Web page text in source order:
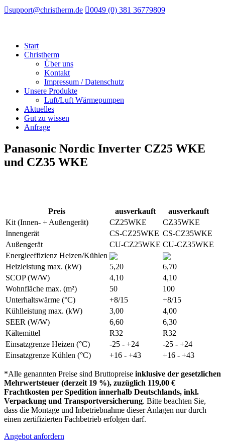
support@christherm.de 0049 (0) 381 36779809
Start
Christherm
Über uns
Kontakt
Impressum / Datenschutz
Unsere Produkte
Luft/Luft Wärmepumpen
Aktuelles
Gut zu wissen
Anfrage
Panasonic Nordic Inverter CZ25 WKE
und CZ35 WKE
Preis ausverkauft
ausverkauft
Kit (Innen- + Außengerät)
CZ25WKE
CZ35WKE
Innengerät
CS-CZ25WKE CS-CZ35WKE
Außengerät
CU-CZ25WKE CU-CZ35WKE
Energieeffizienz Heizen/Kühlen
Heizleistung max. (kW)
5,20
6,70
SCOP (W/W)
4,10
4,10
Wohnfläche max. (m²)
50
100
Unterhaltswärme (°C)
+8/15
+8/15
Kühlleistung max. (kW)
3,00
4,00
SEER (W/W)
6,60
6,30
Kältemittel
R32
R32
Einsatzgrenze Heizen (°C)
-25 - +24
-25 - +24
Einsatzgrenze Kühlen (°C)
+16 - +43 +16 - +43
*Alle genannten Preise sind Bruttopreise inklusive der gesetzlichen
Mehrwertsteuer (derzeit 19 %), zuzüglich 119,00 €
Frachtkosten per Spedition innerhalb Deutschlands, inkl.
Verpackung und Transportversicherung. Bitte beachten Sie,
dass die Montage und Inbetriebnahme dieser Anlagen nur durch
einen zertifizierten Fachbetrieb erfolgen darf.
Angebot anfordern